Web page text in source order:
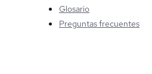
Glosario
Preguntas frecuentes